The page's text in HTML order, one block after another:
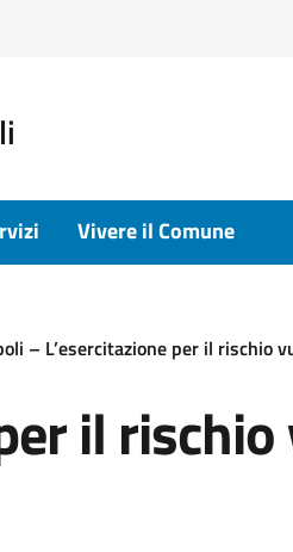
Vivere il Comune
– L’esercitazione per il rischio
il